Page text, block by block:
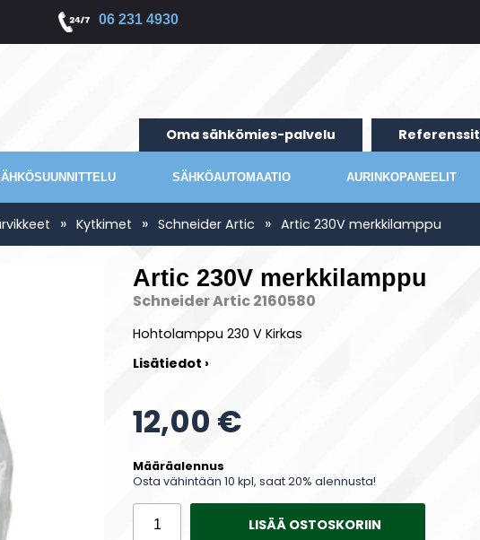
06 231 4930
Oma sähkömies-palvelu Referenssit
SÄHKÖAUTOMAATIO AURINKOPANEELIT
» Kytkimet » Schneider Artic » Artic 230V merkkilamppu
Artic 230V merkkilamppu
Schneider Artic 2160580
Hohtolamppu 230 V Kirkas
Lisätiedot ›
12,00 €
Määräalennus
Osta vähintään 10 kpl, saat 20% alennusta!
LISÄÄ OSTOSKORIIN